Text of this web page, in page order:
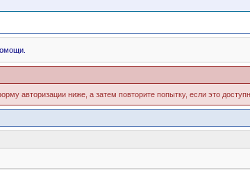
авторизации ниже, а затем повторите попытку, если это